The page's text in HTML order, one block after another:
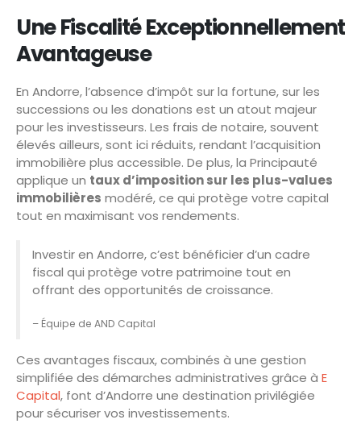
Une Fiscalité Exceptionnellement
Avantageuse
En Andorre, l’absence d’impôt sur la fortune, sur les
successions ou les donations est un atout majeur
pour les investisseurs. Les frais de notaire, souvent
élevés ailleurs, sont ici réduits, rendant l’acquisition
immobilière plus accessible. De plus, la Principauté
applique un taux d’imposition sur les plus-values
immobilières modéré, ce qui protège votre capital
tout en maximisant vos rendements.
Investir en Andorre, c’est bénéficier d’un cadre
fiscal qui protège votre patrimoine tout en
offrant des opportunités de croissance.
– Équipe de AND Capital
Ces avantages fiscaux, combinés à une gestion
simplifiée des démarches administratives grâce à E
Capital, font d’Andorre une destination privilégiée
pour sécuriser vos investissements.